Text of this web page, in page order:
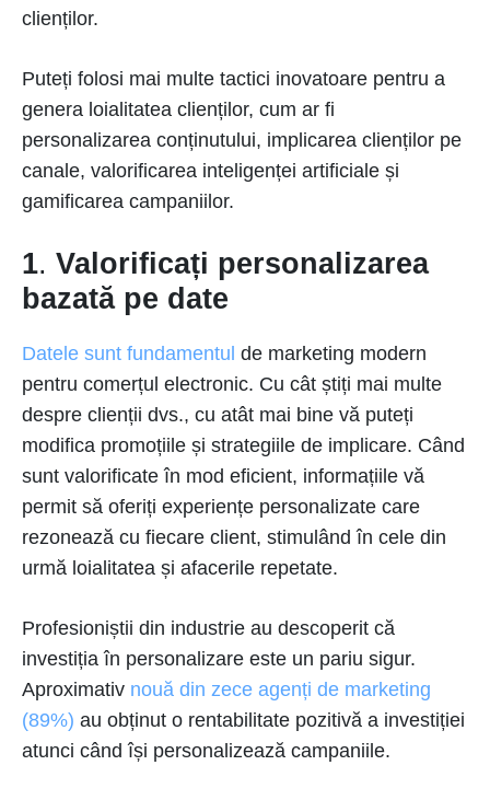
clienților.
Puteți folosi mai multe tactici inovatoare pentru a
genera loialitatea clienților, cum ar fi
personalizarea conținutului, implicarea clienților pe
canale, valorificarea inteligenței artificiale și
gamificarea campaniilor.
1. Valorificați personalizarea
bazată pe date
Datele sunt fundamentul de marketing modern
pentru comerțul electronic. Cu cât știți mai multe
despre clienții dvs., cu atât mai bine vă puteți
modifica promoțiile și strategiile de implicare. Când
sunt valorificate în mod eficient, informațiile vă
permit să oferiți experiențe personalizate care
rezonează cu fiecare client, stimulând în cele din
urmă loialitatea și afacerile repetate.
Profesioniștii din industrie au descoperit că
investiția în personalizare este un pariu sigur.
Aproximativ nouă din zece agenți de marketing
(89%) au obținut o rentabilitate pozitivă a investiției
atunci când își personalizează campaniile.